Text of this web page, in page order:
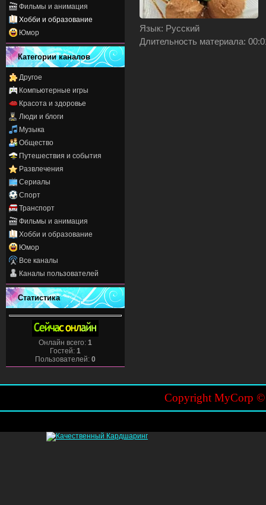
Фильмы и анимация
Хобби и образование
Юмор
Категории каналов
Другое
Компьютерные игры
Красота и здоровье
Люди и блоги
Музыка
Общество
Путешествия и события
Развлечения
Сериалы
Спорт
Транспорт
Фильмы и анимация
Хобби и образование
Юмор
Все каналы
Каналы пользователей
Статистика
Онлайн всего: 1
Гостей: 1
Пользователей: 0
Язык: Русский
Длительность материала:
Copyright MyCorp